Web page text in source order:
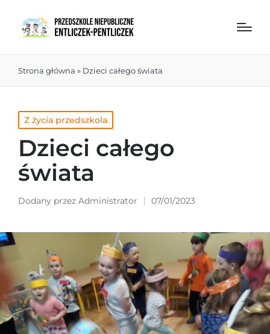
Strona główna » Dzieci całego świata
Z życia przedszkola
Dzieci całego
świata
Dodany przez Administrator 07/01/2023